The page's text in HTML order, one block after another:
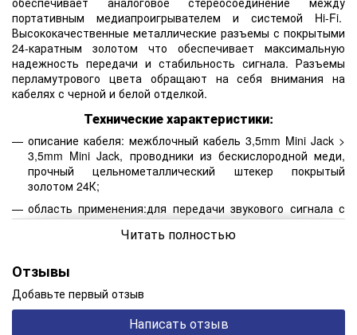
портативным медиапроигрывателем и системой Hi-Fi.
Высококачественные металлические разъемы с покрытыми
24-каратным золотом что обеспечивает максимальную
надежность передачи и стабильность сигнала. Разъемы
перламутрового цвета обращают на себя внимания на
кабелях с черной и белой отделкой.
Технические характеристики:
описание кабеля: межблочный кабель 3,5mm Mini Jack >
3,5mm Mini Jack, проводники из бескислородной меди,
прочный цельнометаллический штекер покрытый
золотом 24К;
область применения:для передачи звукового сигнала с
CD-, DVD-, Blu-ray плеера на AV-ресивер, усилитель,
страна офис: Германия;
тип разъема:3,5mm Mini Jack > 3,5mm Mini Jack;
описание разъема: 3,5mm Mini Jack > 3,5mm Mini Jack;
Читать полностью
Отзывы
Добавьте первый отзыв
Написать отзыв